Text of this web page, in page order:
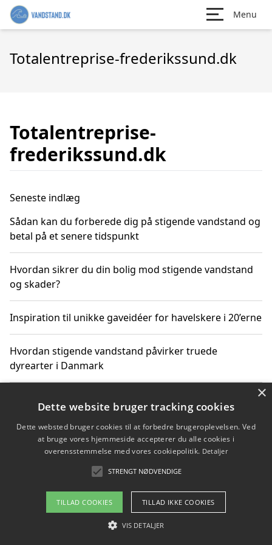
Menu
Totalentreprise-frederikssund.dk
Totalentreprise-
frederikssund.dk
Seneste indlæg
Sådan kan du forberede dig på stigende vandstand og
betal på et senere tidspunkt
Hvordan sikrer du din bolig mod stigende vandstand
og skader?
Inspiration til unikke gaveidéer for havelskere i 20’erne
Hvordan stigende vandstand påvirker truede
dyrearter i Danmark
vandreture i Danmark
Copyright 2026 - Pilanto Aps
×
Dette website bruger tracking cookies
Dette websted bruger cookies til at forbedre brugeroplevelsen. Ved
at bruge vores hjemmeside accepterer du alle cookies i
overensstemmelse med vores cookiepolitik. Detaljer
STRENGT NØDVENDIGE
TILLAD COOKIES TILLAD IKKE COOKIES
VIS DETALJER